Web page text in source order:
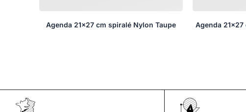
Agenda 21×27 cm spiralé Nylon Taupe
Agenda